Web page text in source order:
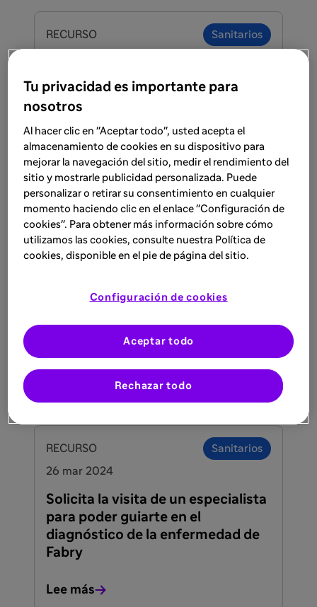
RECURSO
Sanitarios
Solicita la visita de un delegado
para recibir más información
Lee más
RECURSO
Sanitarios
30 may 2024
Seca (test DBS)
Sangre Seca (DBS) haz click en el siguiente
RECURSO
Sanitarios
26 mar 2024
Solicita la visita de un especialista
para poder guiarte en el
diagnóstico de la enfermedad de
Fabry
Lee más
Tu privacidad es importante para
nosotros
Al hacer clic en "Aceptar todo", usted acepta el
almacenamiento de cookies en su dispositivo para
mejorar la navegación del sitio, medir el rendimiento del
sitio y mostrarle publicidad personalizada. Puede
personalizar o retirar su consentimiento en cualquier
momento haciendo clic en el enlace "Configuración de
cookies". Para obtener más información sobre cómo
utilizamos las cookies, consulte nuestra Política de
cookies, disponible en el pie de página del sitio.
Configuración de cookies
Rechazar todo
Aceptar todo